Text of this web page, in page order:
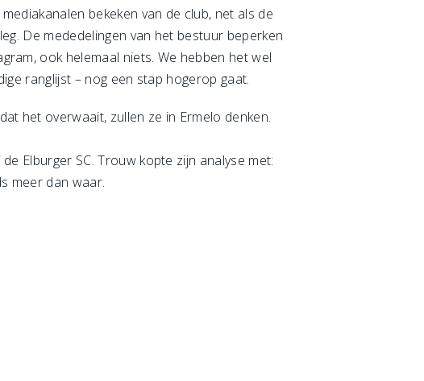
bekeken van de club, net als de
De mededelingen van het bestuur beperken
ook helemaal niets. We hebben het wel
ranglijst – nog een stap hogerop gaat.
het overwaait, zullen ze in Ermelo denken.
Elburger SC. Trouw kopte zijn analyse met:
meer dan waar.